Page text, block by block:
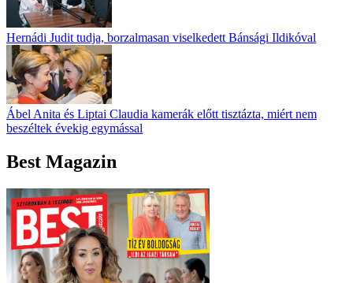
Hernádi Judit tudja, borzalmasan viselkedett Bánsági Ildikóval
Ábel Anita és Liptai Claudia kamerák előtt tisztázta, miért nem
beszéltek évekig egymással
Best Magazin